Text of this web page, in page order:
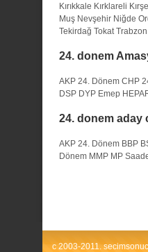
Kırıkkale Kırklareli
Muş Nevşehir Niğde
Tekirdağ Tokat Trabzon
24. donem
AKP 24. Dönem CHP
DSP DYP Emep
24. donem aday
AKP 24. Dönem BBP
Dönem MMP MP
c 2003-2011.